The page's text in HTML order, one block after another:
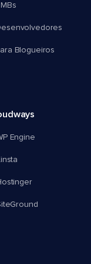
Blogueiros
Engine